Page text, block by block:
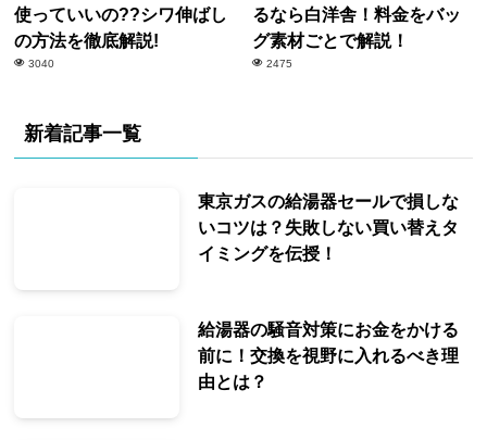
使っていいの??シワ伸ばし
の方法を徹底解説!
3040
るなら白洋舎！料金をバッ
グ素材ごとで解説！
2475
新着記事一覧
東京ガスの給湯器セールで損しな
いコツは？失敗しない買い替えタ
イミングを伝授！
給湯器の騒音対策にお金をかける
前に！交換を視野に入れるべき理
由とは？